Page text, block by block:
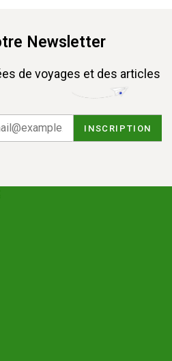
Newsletter
de voyages et des articles